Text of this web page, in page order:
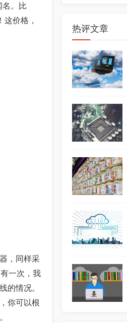
。比
价格，
，同样采
一次，我
的情况。
你可以根
热评文章